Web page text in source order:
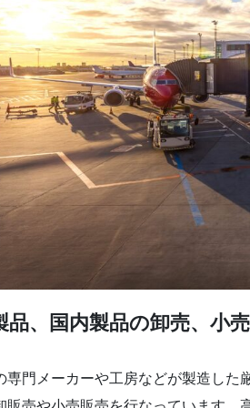
品、国内製品の卸売、小
専門メーカーや工房などが製造し